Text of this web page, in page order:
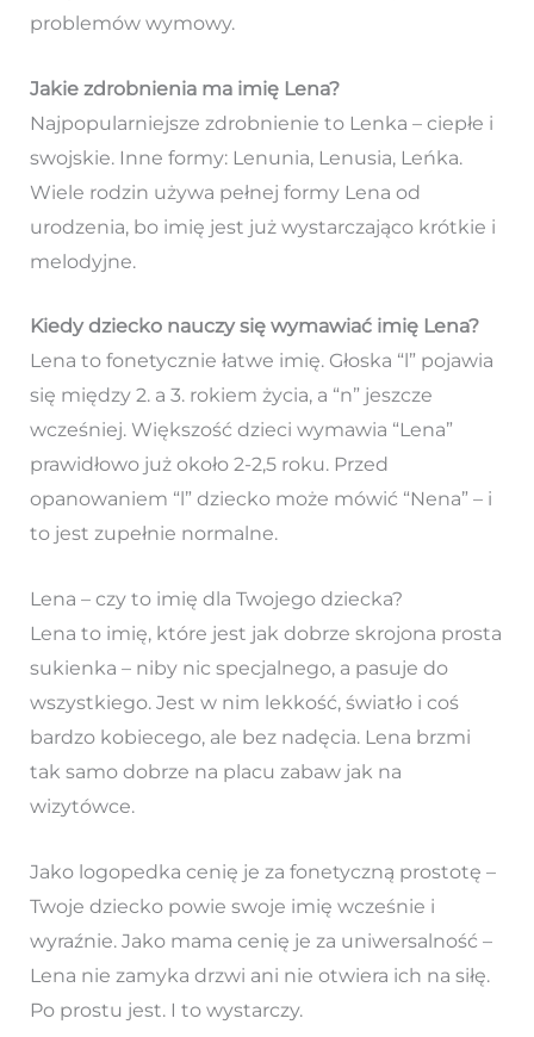
problemów wymowy.
Jakie zdrobnienia ma imię Lena?
Najpopularniejsze zdrobnienie to Lenka – ciepłe i
swojskie. Inne formy: Lenunia, Lenusia, Leńka.
Wiele rodzin używa pełnej formy Lena od
urodzenia, bo imię jest już wystarczająco krótkie i
melodyjne.
Kiedy dziecko nauczy się wymawiać imię Lena?
Lena to fonetycznie łatwe imię. Głoska “l” pojawia
się między 2. a 3. rokiem życia, a “n” jeszcze
wcześniej. Większość dzieci wymawia “Lena”
prawidłowo już około 2-2,5 roku. Przed
opanowaniem “l” dziecko może mówić “Nena” – i
to jest zupełnie normalne.
Lena – czy to imię dla Twojego dziecka?
Lena to imię, które jest jak dobrze skrojona prosta
sukienka – niby nic specjalnego, a pasuje do
wszystkiego. Jest w nim lekkość, światło i coś
bardzo kobiecego, ale bez nadęcia. Lena brzmi
tak samo dobrze na placu zabaw jak na
wizytówce.
Jako logopedka cenię je za fonetyczną prostotę –
Twoje dziecko powie swoje imię wcześnie i
wyraźnie. Jako mama cenię je za uniwersalność –
Lena nie zamyka drzwi ani nie otwiera ich na siłę.
Po prostu jest. I to wystarczy.